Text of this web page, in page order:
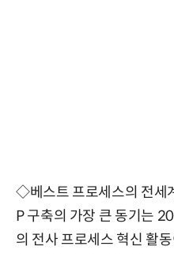
◇베스트 프로세스의 전세
P 구축의 가장 큰 동기는
의 전사 프로세스 혁신 활